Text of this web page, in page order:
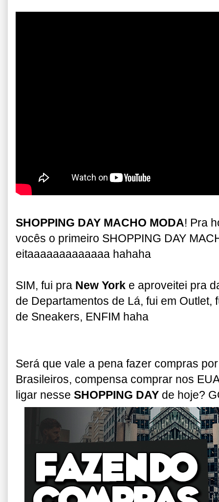
SHOPPING DAY MACHO MODA! Pra
vocês o primeiro SHOPPING DAY
eitaaaaaaaaaaaaa hahaha
SIM, fui pra New York e aproveitei pra
de Departamentos de Lá, fui em Outlet,
de Sneakers, ENFIM haha
Será que vale a pena fazer compras
Brasileiros, compensa comprar nos
ligar nesse SHOPPING DAY de hoje?